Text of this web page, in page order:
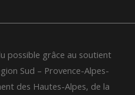
possible grâce au soutient
Sud – Provence-Alpes-
des Hautes-Alpes, de la